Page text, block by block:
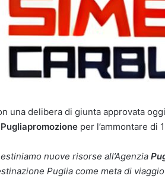
una delibera di giunta approvata
Pugliapromozione per l’ammontare di
nuove risorse all’Agenzia
Puglia come meta di